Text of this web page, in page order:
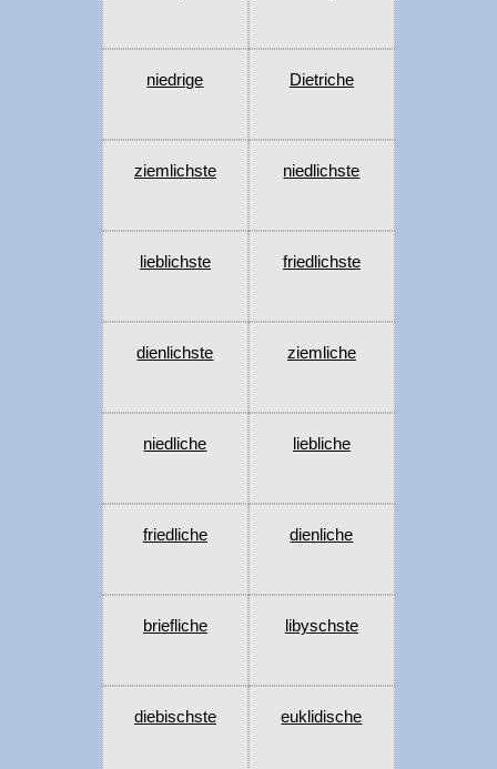
niedrige Dietriche
ziemlichste niedlichste
lieblichste friedlichste
dienlichste ziemliche
niedliche liebliche
friedliche dienliche
briefliche libyschste
diebischste euklidische